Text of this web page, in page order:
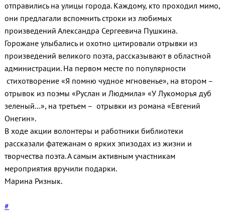
отправились на улицы города. Каждому, кто проходил мимо,
они предлагали вспомнить строки из любимых
произведений Александра Сергеевича Пушкина.
Горожане улыбались и охотно цитировали отрывки из
произведений великого поэта, рассказывают в областной
администрации. На первом месте по популярности
стихотворение «Я помню чудное мгновенье», на втором –
отрывок из поэмы «Руслан и Людмила» «У Лукоморья дуб
зеленый…», на третьем – отрывки из романа «Евгений
Онегин».
В ходе акции волонтеры и работники библиотеки
рассказали фатежанам о ярких эпизодах из жизни и
творчества поэта. А самым активным участникам
мероприятия вручили подарки.
Марина Ризнык.
#